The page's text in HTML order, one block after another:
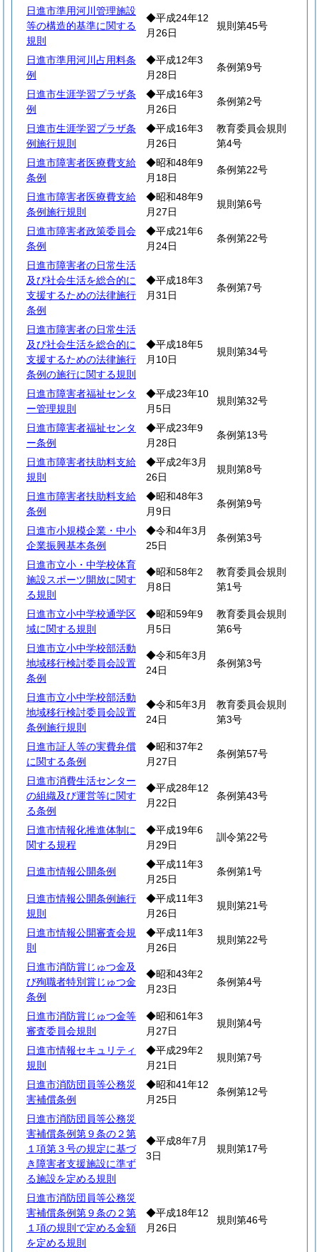
日進市準用河川管理施設
等の構造的基準に関する
規則
◆平成24年12
月26日
規則第45号
日進市準用河川占用料条
例
◆平成12年3
月28日
条例第9号
日進市生涯学習プラザ条
例
◆平成16年3
月26日
条例第2号
日進市生涯学習プラザ条
例施行規則
◆平成16年3
月26日
教育委員会規則
第4号
日進市障害者医療費支給
条例
◆昭和48年9
月18日
条例第22号
日進市障害者医療費支給
条例施行規則
◆昭和48年9
月27日
規則第6号
日進市障害者政策委員会
条例
◆平成21年6
月24日
条例第22号
日進市障害者の日常生活
及び社会生活を総合的に
支援するための法律施行
条例
◆平成18年3
月31日
条例第7号
日進市障害者の日常生活
及び社会生活を総合的に
支援するための法律施行
条例の施行に関する規則
◆平成18年5
月10日
規則第34号
日進市障害者福祉センタ
ー管理規則
◆平成23年10
月5日
規則第32号
日進市障害者福祉センタ
ー条例
◆平成23年9
月28日
条例第13号
日進市障害者扶助料支給
規則
◆平成2年3月
26日
規則第8号
日進市障害者扶助料支給
条例
◆昭和48年3
月9日
条例第9号
日進市小規模企業・中小
企業振興基本条例
◆令和4年3月
25日
条例第3号
日進市立小・中学校体育
施設スポーツ開放に関す
る規則
◆昭和58年2
月8日
教育委員会規則
第1号
日進市立小中学校通学区
域に関する規則
◆昭和59年9
月5日
教育委員会規則
第6号
日進市立小中学校部活動
地域移行検討委員会設置
条例
◆令和5年3月
24日
条例第3号
日進市立小中学校部活動
地域移行検討委員会設置
条例施行規則
◆令和5年3月
24日
教育委員会規則
第3号
日進市証人等の実費弁償
に関する条例
◆昭和37年2
月27日
条例第57号
日進市消費生活センター
の組織及び運営等に関す
る条例
◆平成28年12
月22日
条例第43号
日進市情報化推進体制に
関する規程
◆平成19年6
月29日
訓令第22号
日進市情報公開条例
◆平成11年3
月25日
条例第1号
日進市情報公開条例施行
規則
◆平成11年3
月26日
規則第21号
日進市情報公開審査会規
則
◆平成11年3
月26日
規則第22号
日進市消防賞じゅつ金及
び殉職者特別賞じゅつ金
条例
◆昭和43年2
月23日
条例第4号
日進市消防賞じゅつ金等
審査委員会規則
◆昭和61年3
月27日
規則第4号
日進市情報セキュリティ
規則
◆平成29年2
月21日
規則第7号
日進市消防団員等公務災
害補償条例
◆昭和41年12
月25日
条例第12号
日進市消防団員等公務災
害補償条例第９条の２第
１項第３号の規定に基づ
き障害者支援施設に準ず
る施設を定める規則
◆平成8年7月
3日
規則第17号
日進市消防団員等公務災
害補償条例第９条の２第
１項の規則で定める金額
を定める規則
◆平成18年12
月26日
規則第46号